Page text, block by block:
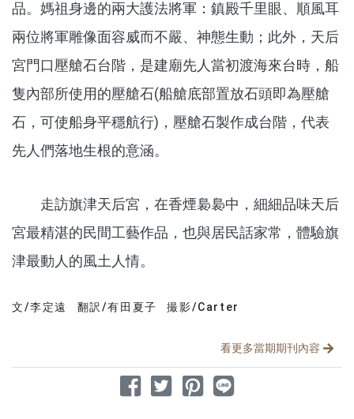
品。媽祖身邊的兩大護法將軍：鎮殿千里眼、順風耳
兩位將軍雕像面容威而不嚴、神態生動；此外，天后
宮門口壓艙石台階，是建廟先人當初渡海來台時，船
隻內部所使用的壓艙石(船艙底部置放石頭即為壓艙
石，可使船身平穩航行)，壓艙石製作成台階，代表
先人們落地生根的意涵。
走訪旗津天后宮，在香煙裊裊中，細細品味天后
宮最精湛的民間工藝作品，也與居民話家常，體驗旗
津最動人的風土人情。
文/李定遠 翻訳/有田夏子 撮影/Carter
看更多當期期刊內容
分享文章
分享到 Facebook
分享到 Twitter
分享到 Pinterest
分享到 Line